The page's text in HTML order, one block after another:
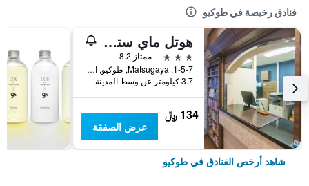
فنادق رخيصة في طوكيو
هوتل ماي ستايز أوينو إناريتشو
3 نجوم
ممتاز 8.2
1-5-7, Matsugaya, طوكيو, اليابان
3.7 كيلومتر عن وسط المدينة
134 ﷼
عرض الصفقة
شاهد أرخص الفنادق في طوكيو